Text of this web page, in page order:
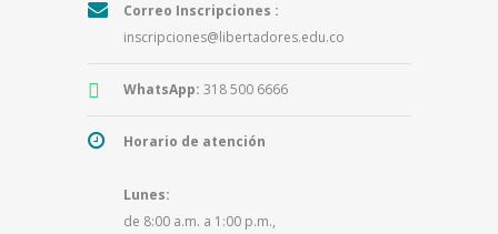
Correo Inscripciones :
inscripciones@libertadores.edu.co
WhatsApp: 318 500 6666
Horario de atención
Lunes:
de 8:00 a.m. a 1:00 p.m.,